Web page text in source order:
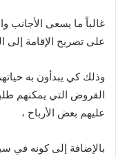
غالباً ما يسعى الأجانب
على تصريح الإقامة
وذلك كي يبدأون به
القروض التي يمكنهم
عليهم بعض الأرباح ،
بالإضافة إلى كونه